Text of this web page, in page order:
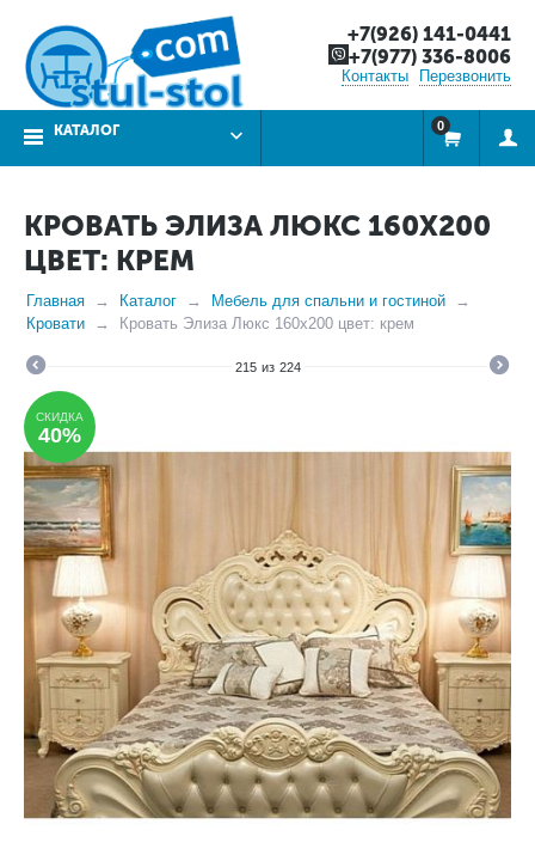
+7(926) 141-0441
+7(977) 336-8006
Контакты Перезвонить
КАТАЛОГ 0
КРОВАТЬ ЭЛИЗА ЛЮКС 160Х200
ЦВЕТ: КРЕМ
Главная Каталог
Мебель для спальни и гостиной
Кровати
Кровать Элиза Люкс 160х200 цвет: крем
215 из 224
СКИДКА
40%